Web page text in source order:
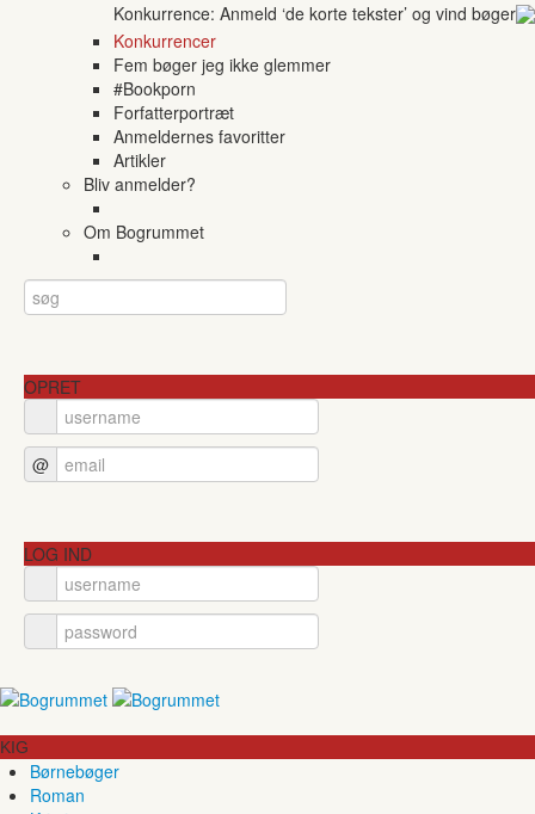
Konkurrence: Anmeld ‘de korte tekster’ og vind bøger
Konkurrencer
Fem bøger jeg ikke glemmer
#Bookporn
Forfatterportræt
Anmeldernes favoritter
Artikler
Bliv anmelder?
Om Bogrummet
OPRET
@
LOG IND
KIG
Børnebøger
Roman